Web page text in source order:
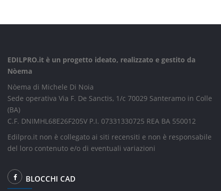
EDILPRO.it è un progetto ideato, realizzato e gestito da
Nòema
Nòema di Michele Di Noia
Sede operativa Via F. De Sanctis, 1/c 70029 Santeramo in Colle
(BA)
C.F. DNIMHL68E26F205V P.I. 07331330725 REA BA 550012
Edilpro.it non è collegato ai siti recensiti e non è responsabile
del loro contenuto e/o di eventuali variazioni
BLOCCHI CAD